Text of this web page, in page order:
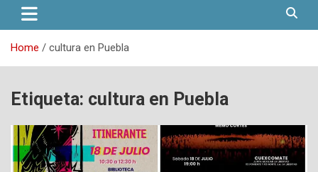
Home cultura en Puebla
Etiqueta: cultura en Puebla